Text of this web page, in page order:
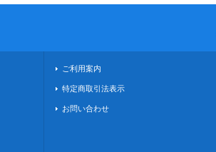
ご利用案内
特定商取引法表示
お問い合わせ